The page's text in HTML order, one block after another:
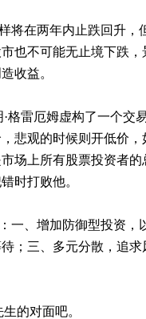
将在两年内止跌回升，
也不可能无止境下跌
收益。
格雷厄姆虚构了一个交
悲观的时候则开低价
场上所有股票投资者
时打败他。
一、增加防御型投资，
；三、多元分散，追
的对面吧。